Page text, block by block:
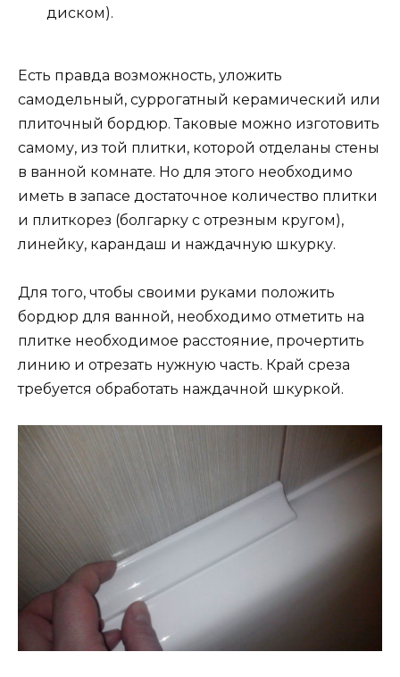
диском).
Есть правда возможность, уложить
самодельный, суррогатный керамический или
плиточный бордюр. Таковые можно изготовить
самому, из той плитки, которой отделаны стены
в ванной комнате. Но для этого необходимо
иметь в запасе достаточное количество плитки
и плиткорез (болгарку с отрезным кругом),
линейку, карандаш и наждачную шкурку.
Для того, чтобы своими руками положить
бордюр для ванной, необходимо отметить на
плитке необходимое расстояние, прочертить
линию и отрезать нужную часть. Край среза
требуется обработать наждачной шкуркой.